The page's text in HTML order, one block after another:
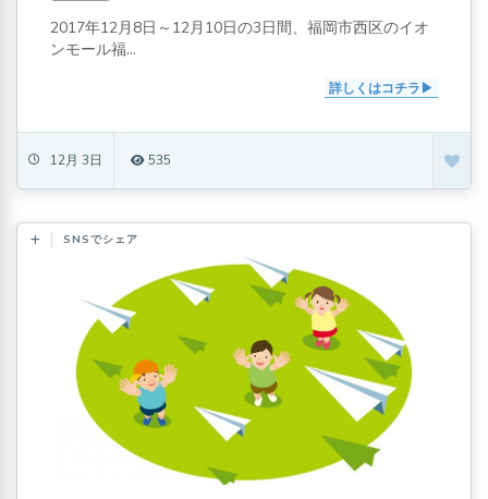
2017年12月8日～12月10日の3日間、福岡市西区のイオ
ンモール福...
詳しくはコチラ
12月 3日 535
SNSでシェア